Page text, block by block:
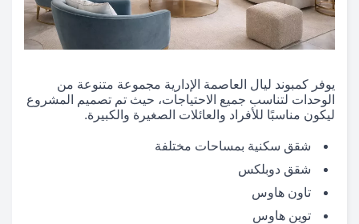
يوفر كمبوند ليال العاصمة الإدارية مجموعة متنوعة من
الوحدات لتناسب جميع الاحتياجات، حيث تم تصميم المشروع
ليكون مناسبًا للأفراد والعائلات الصغيرة والكبيرة.
شقق سكنية بمساحات مختلفة
شقق دوبلكس
تاون هاوس
توين هاوس